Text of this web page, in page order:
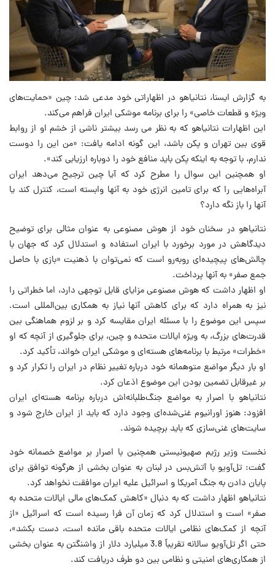
به گزارش ایسنا، نتانیاهو در اظهاراتی خود مدعی شد: چین «حمایت‌های
ویژه و قطعات خاصی» را برای برنامه موشکی ایران فراهم می‌کند.
این اظهارات نتانیاهو که به نظر می رسد بیشتر ناشی از خشم او از روابط
قوی بین تهران و پکن باشد، این گونه ادامه یافت: «من این را دوست
ندارم، با توجه به اینکه پکن باید منافع خود را دوباره ارزیابی کند».
او همچنین این سوال را مطرح کرد که آیا چین ترجیح می‌دهد ایران
آبراه‌هایی را که برای تامین انرژی خود به آنها وابسته است، کنترل کند یا
آنها را باز نگه دارد؟
نتانیاهو در سخنان خود از هوش مصنوعی به عنوان مثالی برای توضیح
دیدگاهش در مورد برخورد با ایران استفاده و استدلال کرد که جهان با
چالش‌های پیچیده‌ای روبه‌رو است که نمی‌توان با ذهنیت «بازی با حاصل
جمع صفر» به آنها پرداخت.
او اظهار داشت که هوش مصنوعی مزایای قابل توجهی دارد، اما خطراتی را
نیز به همراه دارد که برای کاهش آنها نیاز به همکاری بین‌المللی است.
سپس این موضوع را با مسئله ایران مقایسه کرد و بر لزوم هماهنگی بین
قدرت‌های بزرگ، به ویژه ایالات متحده و چین، برای جلوگیری از آنچه که او
«خطرات» مرتبط با برنامه‌های هسته‌ای و موشکی ایران خواند، تأکید کرد.
او بار دیگر مواضع متوهمانه خود درباره تغییر نظام در ایران را تکرار کرد و
بر غیرقابل تضمین بودن این موضوع اذعان کرد.
نتانیاهو با اصرار به مواضع جنگ‌طلبانه‌اش درباره برنامه هسته‌ای ایران
افزود: هنوز اورانیوم غنی‌شده‌ای وجود دارد که باید از ایران خارج شود و
سایت‌های غنی‌سازی که باید برچیده شوند.
نخست وزیر رژیم صهیونیستی همچنین با اصرار بر مواضع خصمانه خود
گفت: تل‌آویو با آتش‌بس در لبنان به عنوان بخشی از هرگونه توافق برای
پایان دادن به جنگ آمریکا و اسرائیل علیه ایران موافقت نخواهد کرد.
نتانیاهو اظهار داشت که به دنبال «کاهش کمک‌های مالی ایالات متحده به
صفر» است و استدلال کرد که زمان آن فرا رسیده است که اسرائیل «از
آنچه از کمک‌های نظامی ایالات متحده باقی مانده است، دست بکشد»،
حتی اگر تل‌آویو سالانه تقریباً 3.8 میلیارد دلار از واشنگتن به عنوان بخشی
از همکاری‌های امنیتی و نظامی بین دو طرف دریافت کند.